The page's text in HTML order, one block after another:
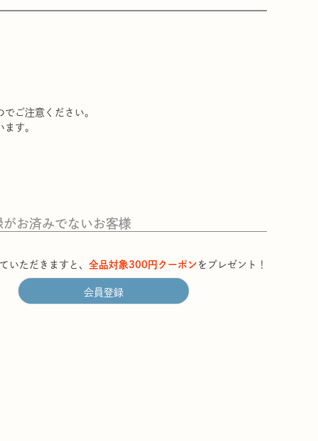
ご注意ください。
す。
がお済みでないお客様
いただきますと、 全品対象300円クーポン をプレゼント！
会員登録